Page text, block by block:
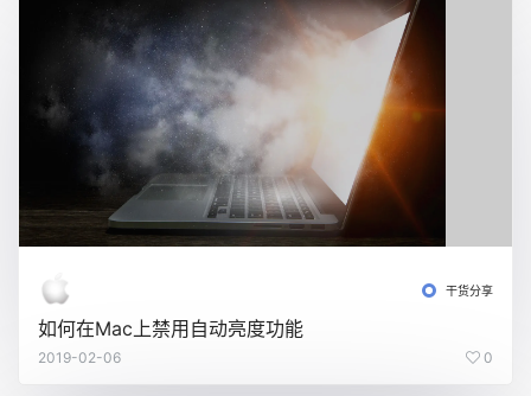
干货分享
如何在Mac上禁用自动亮度功能
2019-02-06 0